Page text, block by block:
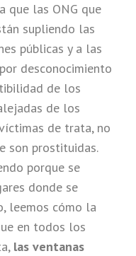
que las ONG que
supliendo las
públicas y a las
desconocimiento
de los
de los
de trata, no
son prostituidas.
porque se
donde se
leemos cómo la
en todos los
las ventanas